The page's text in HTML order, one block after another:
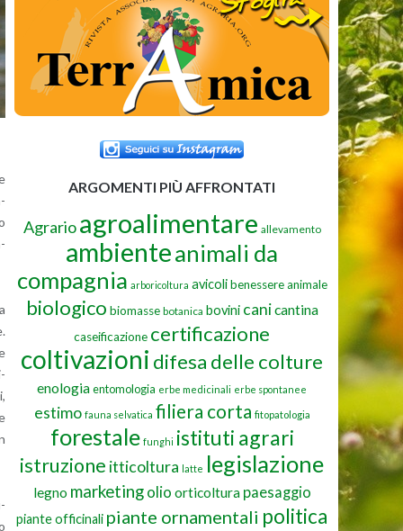
ARGOMENTI PIÙ AFFRONTATI
Agrario agroalimentare allevamento
ambienteanimali da
compagnia arboricoltura avicoli benessere animale
biologico biomasse botanica bovini canicantina
caseificazione certificazione
coltivazioni difesa delle colture
enologiaentomologia erbe medicinali erbe spontanee
estimo fauna selvatica filiera corta fitopatologia
forestale funghi istituti agrari
istruzione itticoltura latte legislazione
legno marketing olio orticoltura paesaggio
piante officinali piante ornamentali politica